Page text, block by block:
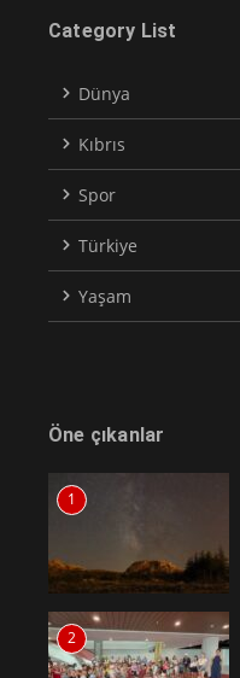
Category List
Dünya
Kıbrıs
Spor
Türkiye
Yaşam
Öne çıkanlar
1
2